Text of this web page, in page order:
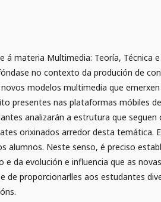
á materia Multimedia: Teoría, Técnica e
no contexto da produción de
modelos multimedia que
presentes nas plataformas móbiles
analizarán a estrutura que seguen
orixinados arredor desta temática.
Neste senso, é preciso
da evolución e influencia que as
de proporcionarlles aos estudantes